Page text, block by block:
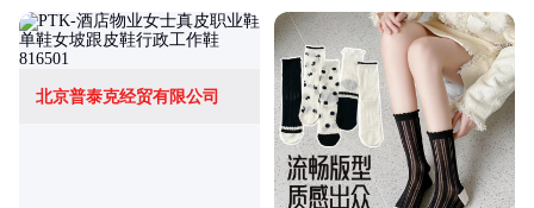
北京普泰克经贸有限公司